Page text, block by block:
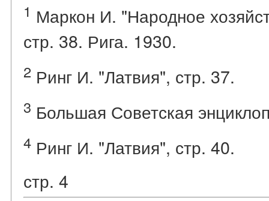
1 Маркон И. "Народное
стр. 38. Рига. 1930.
2 Ринг И. "Латвия", стр. 37.
3 Большая Советская
4 Ринг И. "Латвия", стр. 40.
стр. 4